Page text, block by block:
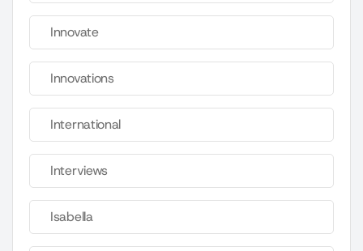
Innovate
Innovations
International
Interviews
Isabella